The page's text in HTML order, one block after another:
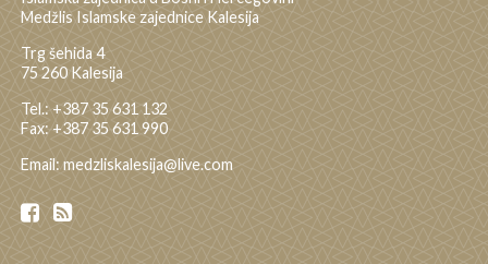
Medžlis Islamske zajednice Kalesija
Trg šehida 4
75 260 Kalesija
Tel.: +387 35 631 132
Fax: +387 35 631 990
Email: medzliskalesija@live.com